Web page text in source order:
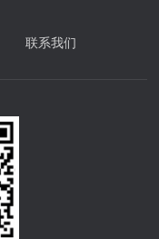
联系我们